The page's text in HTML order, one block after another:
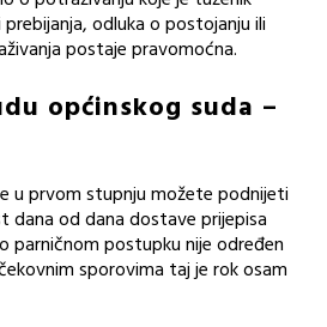
odluka o postojanju ili
postaje pravomoćna.
općinskog suda –
u prvom stupnju možete podnijeti
dana od dana dostave prijepisa
parničnom postupku nije određen
sporovima taj je rok osam